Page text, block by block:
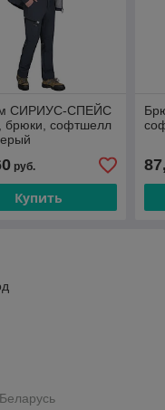
СИРИУС-СПЕЙС
брюки, софтшелл
руб.
Купить